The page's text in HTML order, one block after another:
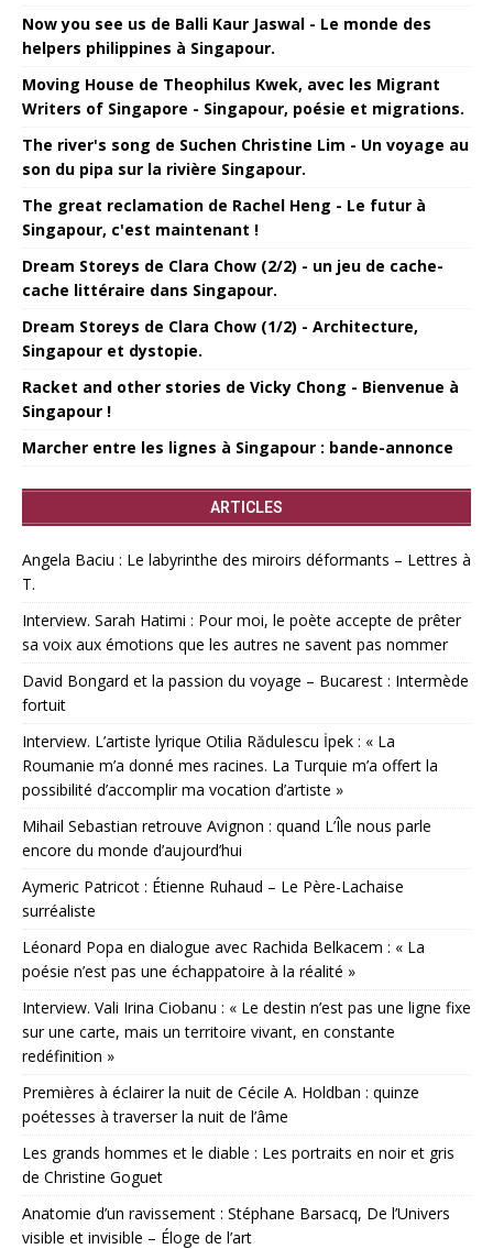
Now you see us de Balli Kaur Jaswal - Le monde des
helpers philippines à Singapour.
Moving House de Theophilus Kwek, avec les Migrant
Writers of Singapore - Singapour, poésie et migrations.
The river's song de Suchen Christine Lim - Un voyage au
son du pipa sur la rivière Singapour.
The great reclamation de Rachel Heng - Le futur à
Singapour, c'est maintenant !
Dream Storeys de Clara Chow (2/2) - un jeu de cache-
cache littéraire dans Singapour.
Dream Storeys de Clara Chow (1/2) - Architecture,
Singapour et dystopie.
Racket and other stories de Vicky Chong - Bienvenue à
Singapour !
Marcher entre les lignes à Singapour : bande-annonce
ARTICLES
Angela Baciu : Le labyrinthe des miroirs déformants – Lettres à
T.
Interview. Sarah Hatimi : Pour moi, le poète accepte de prêter
sa voix aux émotions que les autres ne savent pas nommer
David Bongard et la passion du voyage – Bucarest : Intermède
fortuit
Interview. L’artiste lyrique Otilia Rădulescu İpek : « La
Roumanie m’a donné mes racines. La Turquie m’a offert la
possibilité d’accomplir ma vocation d’artiste »
Mihail Sebastian retrouve Avignon : quand L’Île nous parle
encore du monde d’aujourd’hui
Aymeric Patricot : Étienne Ruhaud – Le Père-Lachaise
surréaliste
Léonard Popa en dialogue avec Rachida Belkacem : « La
poésie n’est pas une échappatoire à la réalité »
Interview. Vali Irina Ciobanu : « Le destin n’est pas une ligne fixe
sur une carte, mais un territoire vivant, en constante
redéfinition »
Premières à éclairer la nuit de Cécile A. Holdban : quinze
poétesses à traverser la nuit de l’âme
Les grands hommes et le diable : Les portraits en noir et gris
de Christine Goguet
Anatomie d’un ravissement : Stéphane Barsacq, De l’Univers
visible et invisible – Éloge de l’art